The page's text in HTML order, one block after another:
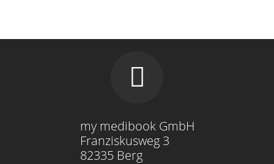
my medibook GmbH
Franziskusweg 3
82335 Berg